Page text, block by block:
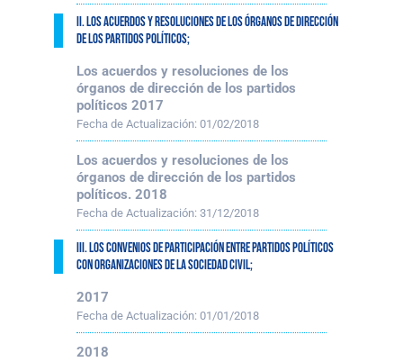
II. Los acuerdos y resoluciones de los órganos de dirección
de los partidos políticos;
Los acuerdos y resoluciones de los
órganos de dirección de los partidos
políticos 2017
Fecha de Actualización: 01/02/2018
Los acuerdos y resoluciones de los
órganos de dirección de los partidos
políticos. 2018
Fecha de Actualización: 31/12/2018
III. Los convenios de participación entre partidos políticos
con organizaciones de la sociedad civil;
2017
Fecha de Actualización: 01/01/2018
2018